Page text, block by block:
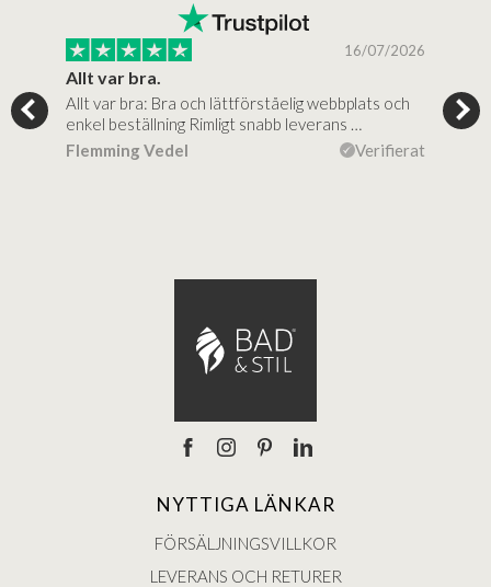
16/07/2026
Allt var bra.
Allt var bra: Bra och lättförståelig webbplats och
enkel beställning Rimligt snabb leverans …
Flemming Vedel
Verifierat
Jag
NYTTIGA LÄNKAR
FÖRSÄLJNINGSVILLKOR
LEVERANS OCH RETURER